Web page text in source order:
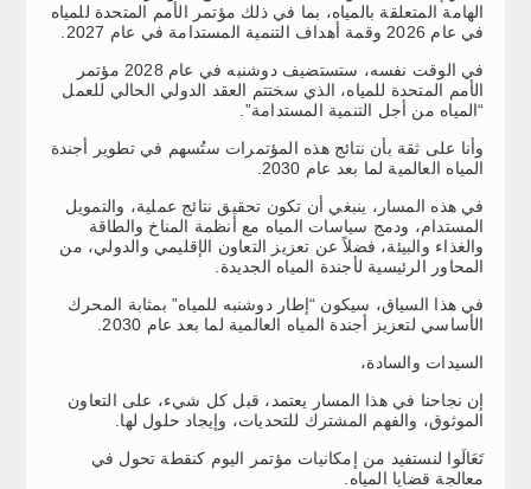
الهامة المتعلقة بالمياه، بما في ذلك مؤتمر الأمم المتحدة للمياه
في عام 2026 وقمة أهداف التنمية المستدامة في عام 2027.
في الوقت نفسه، ستستضيف دوشنبه في عام 2028 مؤتمر
الأمم المتحدة للمياه، الذي سختتم العقد الدولي الحالي للعمل
“المياه من أجل التنمية المستدامة”.
وأنا على ثقة بأن نتائج هذه المؤتمرات ستُسهم في تطوير أجندة
المياه العالمية لما بعد عام 2030.
في هذه المسار، ينبغي أن تكون تحقيق نتائج عملية، والتمويل
المستدام، ودمج سياسات المياه مع أنظمة المناخ والطاقة
والغذاء والبيئة، فضلاً عن تعزيز التعاون الإقليمي والدولي، من
المحاور الرئيسية لأجندة المياه الجديدة.
في هذا السياق، سيكون “إطار دوشنبه للمياه” بمثابة المحرك
الأساسي لتعزيز أجندة المياه العالمية لما بعد عام 2030.
السيدات والسادة،
إن نجاحنا في هذا المسار يعتمد، قبل كل شيء، على التعاون
الموثوق، والفهم المشترك للتحديات، وإيجاد حلول لها.
تَعَالَوا لنستفيد من إمكانيات مؤتمر اليوم كنقطة تحول في
معالجة قضايا المياه.